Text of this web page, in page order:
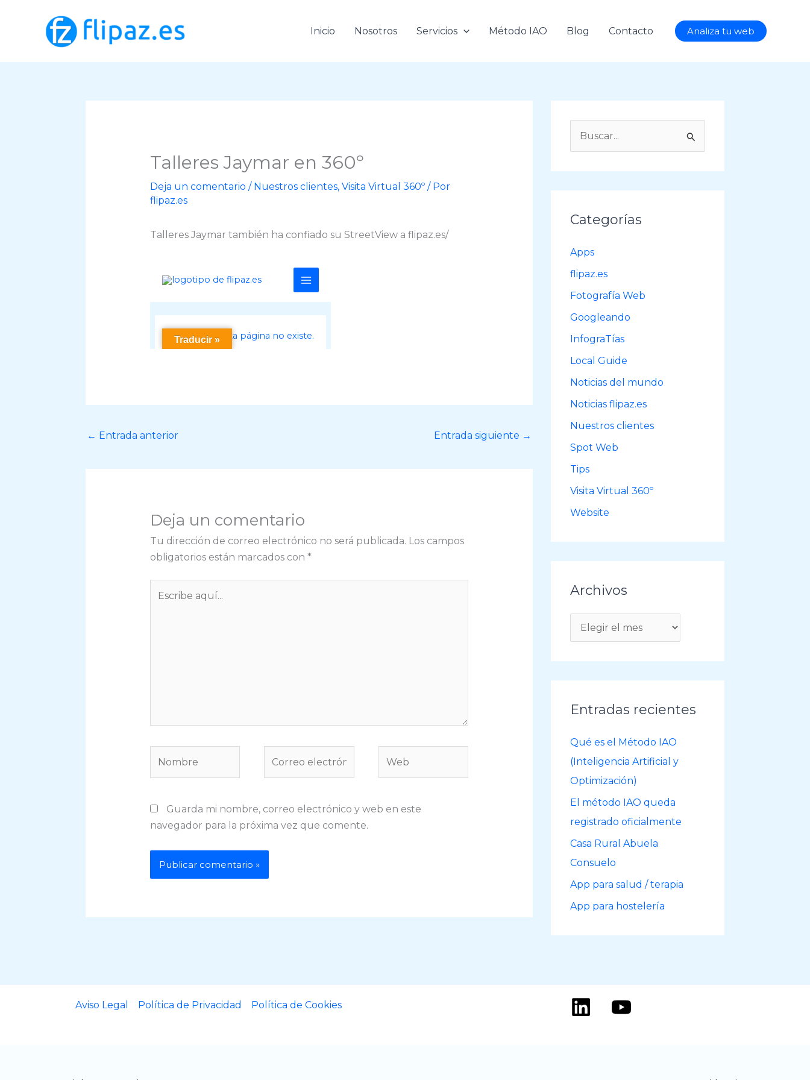
contenido
Inicio Nosotros Servicios Método IAO Blog Contacto Analiza tu web
Talleres Jaymar en 360º
Deja un comentario / Nuestros clientes, Visita Virtual 360º/ Por
flipaz.es
Talleres Jaymar también ha confiado su StreetView a flipaz.es/
← Entrada anterior Entrada siguiente →
Deja un comentario
Tu dirección de correo electrónico no será publicada. Los campos
obligatorios están marcados con *
Guarda mi nombre, correo electrónico y web en este
navegador para la próxima vez que comente.
r
:
Categorías
Apps
flipaz.es
Fotografía Web
Googleando
InfograTías
Local Guide
Noticias del mundo
Noticias flipaz.es
Nuestros clientes
Spot Web
Tips
Visita Virtual 360º
Website
Archivos
r
c
h
o
s
Entradas recientes
Qué es el Método IAO
(Inteligencia Artificial y
Optimización)
El método IAO queda
registrado oficialmente
Casa Rural Abuela
Consuelo
App para salud / terapia
App para hostelería
Aviso Legal Política de Privacidad Política de Cookies